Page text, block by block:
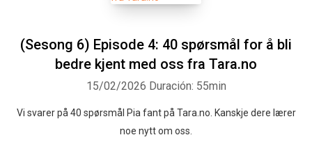
(Sesong 6) Episode 4: 40 spørsmål for å bli
bedre kjent med oss fra Tara.no
15/02/2026 Duración: 55min
Vi svarer på 40 spørsmål Pia fant på Tara.no. Kanskje dere lærer
noe nytt om oss.